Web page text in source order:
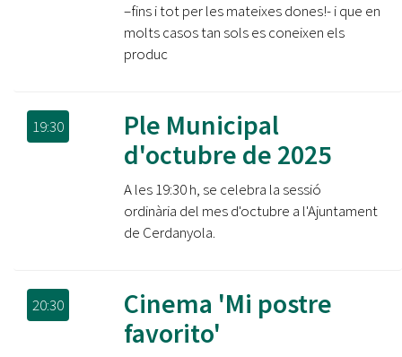
–fins i tot per les mateixes dones!- i que en
molts casos tan sols es coneixen els
produc
19:30
Ple Municipal
d'octubre de 2025
A les 19:30 h, se celebra la sessió
ordinària del mes d'octubre a l'Ajuntament
de Cerdanyola.
20:30
Cinema 'Mi postre
favorito'